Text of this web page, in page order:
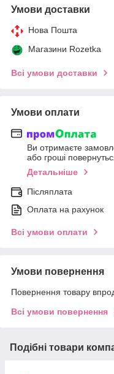
Умови доставки
Нова Пошта
Магазини Rozetka
Всі умови доставки
Умови оплати
Ви отримаєте
або гроші
Детальніше
Післяплата
Оплата на рахунок
Всі умови оплати
Умови повернення
Повернення товару
Всі умови повернення
Подібні товари